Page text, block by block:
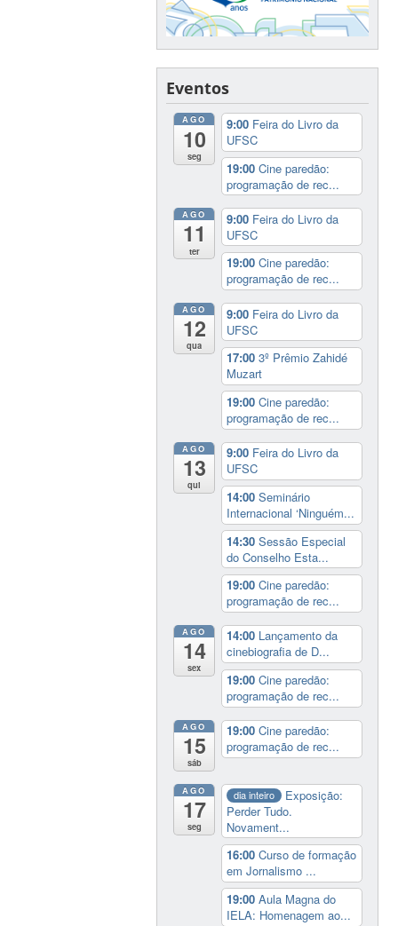
Eventos
AGO
10
seg
9:00 Feira do Livro da
UFSC
19:00Cine paredão:
programação de rec...
AGO
11
ter
9:00 Feira do Livro da
UFSC
19:00Cine paredão:
programação de rec...
AGO
12
qua
9:00 Feira do Livro da
UFSC
17:003º Prêmio Zahidé
Muzart
19:00Cine paredão:
programação de rec...
AGO
13
qui
9:00 Feira do Livro da
UFSC
14:00Seminário
Internacional ‘Ninguém...
14:30Sessão Especial
do Conselho Esta...
19:00Cine paredão:
programação de rec...
AGO
14
sex
14:00 Lançamento da
cinebiografia de D...
19:00Cine paredão:
programação de rec...
AGO
15
sáb
19:00Cine paredão:
programação de rec...
AGO
17
seg
dia inteiro
Exposição:
Perder Tudo.
Novament...
16:00Curso de formação
em Jornalismo ...
19:00Aula Magna do
IELA: Homenagem ao...